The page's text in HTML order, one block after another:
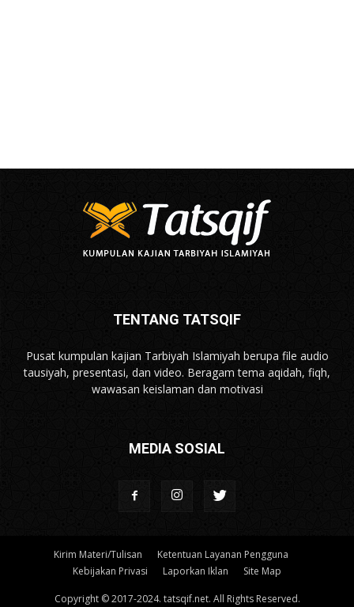
TENTANG TATSQIF
Pusat kumpulan kajian Tarbiyah Islamiyah berupa file audio
tausiyah, presentasi, dan video. Beragam tema aqidah, fiqh,
wawasan keislaman dan motivasi
MEDIA SOSIAL
Kirim Materi/Tulisan
Ketentuan Layanan Pengguna
Kebijakan Privasi
Laporkan Iklan Site Map
Copyright © 2017-2024. tatsqif.net. All Rights Reserved.